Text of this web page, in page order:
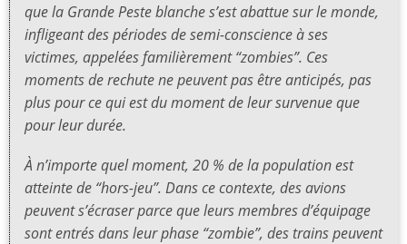
que la Grande Peste blanche s’est abattue sur le monde,
infligeant des périodes de semi-conscience à ses
victimes, appelées familièrement “zombies”. Ces
moments de rechute ne peuvent pas être anticipés, pas
plus pour ce qui est du moment de leur survenue que
pour leur durée.
À n’importe quel moment, 20 % de la population est
atteinte de “hors-jeu”. Dans ce contexte, des avions
peuvent s’écraser parce que leurs membres d’équipage
sont entrés dans leur phase “zombie”, des trains peuvent